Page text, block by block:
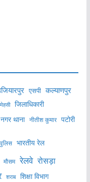
एसपी कल्याणपुर
जिलाधिकारी
नगर थाना नीतीश कुमार पटोरी
भारतीय रेल
मौसम रेलवे रोसड़ा
शराब शिक्षा विभाग